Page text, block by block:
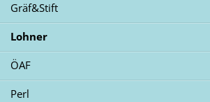
Gräf&Stift
Lohner
ÖAF
Perl